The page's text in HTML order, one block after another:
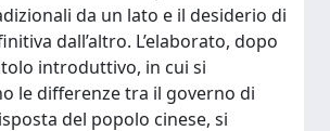
da un lato e il desiderio di
dall’altro. L’elaborato, dopo
introduttivo, in cui si
le differenze tra il governo di
del popolo cinese, si